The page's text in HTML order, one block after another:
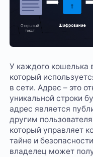
У каждого кошелька
который
в сети. Адрес – это
уникальной строки
адрес является
другим
который управляет
тайне и
владелец может